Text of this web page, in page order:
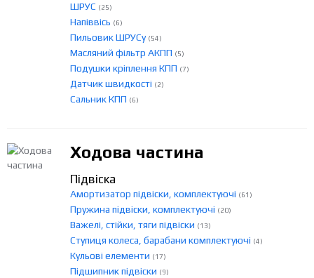
ШРУС (25)
Напіввісь (6)
Пильовик ШРУСу (54)
Масляний фільтр АКПП (5)
Подушки кріплення КПП (7)
Датчик швидкості (2)
Сальник КПП (6)
Ходова частина
Підвіска
Амортизатор підвіски, комплектуючі (61)
Пружина підвіски, комплектуючі (20)
Важелі, стійки, тяги підвіски (13)
Ступиця колеса, барабани комплектуючі (4)
Кульові елементи (17)
Підшипник підвіски (9)